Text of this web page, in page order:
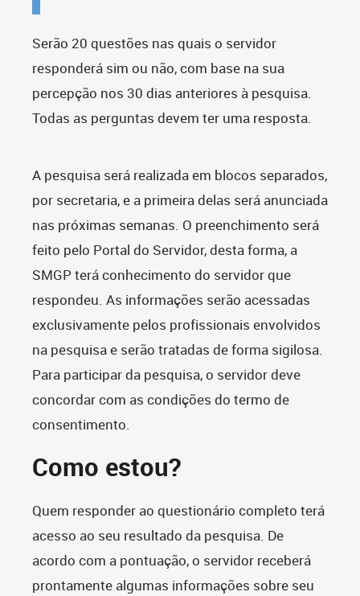
Serão 20 questões nas quais o servidor
responderá sim ou não, com base na sua
percepção nos 30 dias anteriores à pesquisa.
Todas as perguntas devem ter uma resposta.
A pesquisa será realizada em blocos separados,
por secretaria, e a primeira delas será anunciada
nas próximas semanas. O preenchimento será
feito pelo Portal do Servidor, desta forma, a
SMGP terá conhecimento do servidor que
respondeu. As informações serão acessadas
exclusivamente pelos profissionais envolvidos
na pesquisa e serão tratadas de forma sigilosa.
Para participar da pesquisa, o servidor deve
concordar com as condições do termo de
consentimento.
Como estou?
Quem responder ao questionário completo terá
acesso ao seu resultado da pesquisa. De
acordo com a pontuação, o servidor receberá
prontamente algumas informações sobre seu